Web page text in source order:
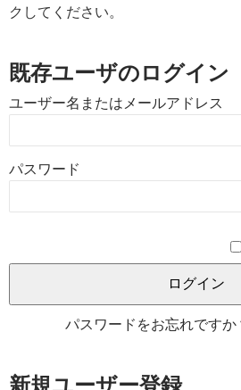
クしてください。
既存ユーザのログイン
ユーザー名またはメールアドレス
パスワード
パスワードをお忘れです
新規ユーザー登録